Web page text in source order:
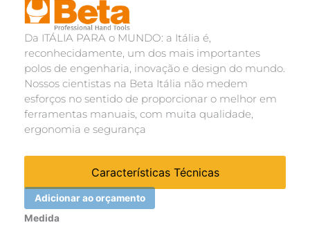
Da ITÁLIA PARA o MUNDO: a Itália é,
reconhecidamente, um dos mais importantes
polos de engenharia, inovação e design do mundo.
Nossos cientistas na Beta Itália não medem
esforços no sentido de proporcionar o melhor em
ferramentas manuais, com muita qualidade,
ergonomia e segurança
Características Técnicas
Adicionar ao orçamento
Medida
CHAVE